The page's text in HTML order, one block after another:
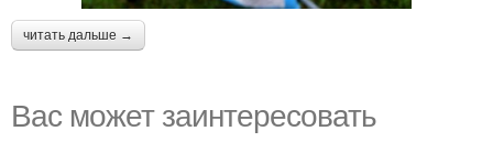
читать дальше →
Вас может заинтересовать